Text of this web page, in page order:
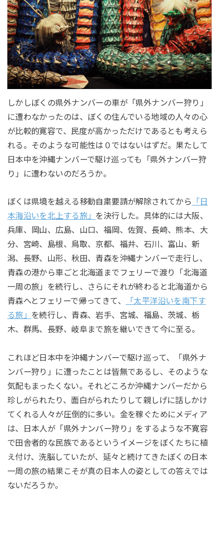
しかしぼくの県外ナンバーの車が「県外ナンバー狩り」
に遭わなかったのは、ぼくの住んでいる地域の人々の心
が比較的寛容で、民度が高かっただけであるとも考えら
れる。そのような可能性は０ではないはずだ。果たして
日本中を沖縄ナンバーで駆け巡っても「県外ナンバー狩
り」に遭わないのだろうか。
ぼくは県境を越える移動自粛要請が解除されてから
「日
本海沿いを北上する旅」 を決行した。具体的には大阪、
兵庫、岡山、広島、山口、福岡、佐賀、長崎、熊本、大
分、宮崎、島根、鳥取、京都、福井、石川、富山、新
潟、長野、山形、秋田、青森を沖縄ナンバーで走行し、
青森の港から車ごと北海道までフェリーで渡り「北海道
一周の旅」を続行し、さらにそれが終わると北海道から
青森へとフェリーで帰ってきて、
「太平洋沿いを南下す
る旅」 を続行し、青森、岩手、宮城、福島、茨城、栃
木、群馬、長野、岐阜まで旅を継いできて今に至る。
これほど日本中を沖縄ナンバーで駆け巡って、「県外ナ
ンバー狩り」に遭ったことは皆無であるし、そのような
気配もまったくない。それどころか沖縄ナンバーだから
珍しがられたり、面白がられたりして親しげに話しかけ
てくれる人々が圧倒的に多い。金を稼ぐためにメディア
は、日本人が「県外ナンバー狩り」をするような不寛容
で田舎者的な民族であるというイメージをぼくたちに植
え付け、洗脳していたが、延々と続けてきたぼくの日本
一周の旅の結果こそが真の日本人の姿としての答えでは
ないだろうか。